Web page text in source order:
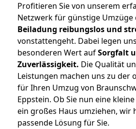
Profitieren Sie von unserem
Netzwerk für günstige Umzüge
Beiladung reibungslos und
vonstattengeht. Dabei legen
besonderen Wert aufSorgfalt
Zuverlässigkeit. Die Qualität
Leistungen machen uns zu der
für Ihren Umzug von
Eppstein. Ob Sie nun eine
ein großes Haus umziehen, wir
passende Lösung für Sie.